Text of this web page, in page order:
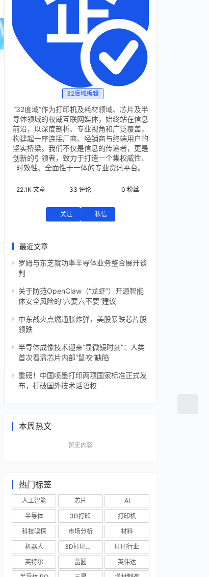
32度域编辑
“32度域”作为打印机及耗材领域、芯片及半
导体领域的权威互联网媒体，始终站在信息
前沿，以深度剖析、专业视角和广泛覆盖，
构建起一座连接厂商、经销商与终端用户的
坚实桥梁。我们不仅是信息的传递者，更是
创新的引领者，致力于打造一个集权威性、
时效性、全面性于一体的专业资讯平台。
22.1K 文章 33 评论 0 粉丝
关注 私信
最近文章
罗姆与东芝就功率半导体业务整合展开谈
判
关于防范OpenClaw（“龙虾”）开源智能
体安全风险的“六要六不要”建议
中东战火点燃通胀炸弹，美股暴跌芯片股
领跌
半导体成像技术迎来“显微镜时刻”：人类
首次看清芯片内部“鼠咬”缺陷
重磅！中国喷墨打印两项国家标准正式发
布，打破国外技术话语权
本周热文
暂无内容
热门标签
人工智能 芯片
AI
半导体
3D打印
打印机
科技嗅探
市场分析
材料
机器人
3D打印技术
印刷行业
英特尔
晶圆
英伟达